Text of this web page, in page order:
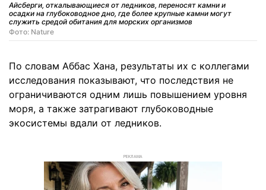
Айсберги, откалывающиеся от ледников, переносят камни и
осадки на глубоководное дно, где более крупные камни могут
служить средой обитания для морских организмов
Фото: Nature
По словам Аббас Хана, результаты их с коллегами
исследования показывают, что последствия не
ограничиваются одним лишь повышением уровня
моря, а также затрагивают глубоководные
экосистемы вдали от ледников.
РЕКЛАМА